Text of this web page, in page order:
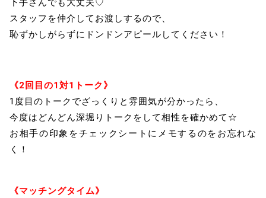
下手さんでも大丈夫♡
スタッフを仲介してお渡しするので、
恥ずかしがらずにドンドンアピールしてください！
《2回目の1対1トーク》
1度目のトークでざっくりと雰囲気が分かったら、
今度はどんどん深堀りトークをして相性を確かめて☆
お相手の印象をチェックシートにメモするのをお忘れな
く！
《マッチングタイム》